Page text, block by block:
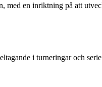
en inriktning på att
i turneringar och